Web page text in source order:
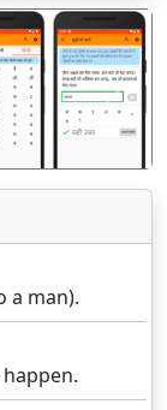
अगला
a man).